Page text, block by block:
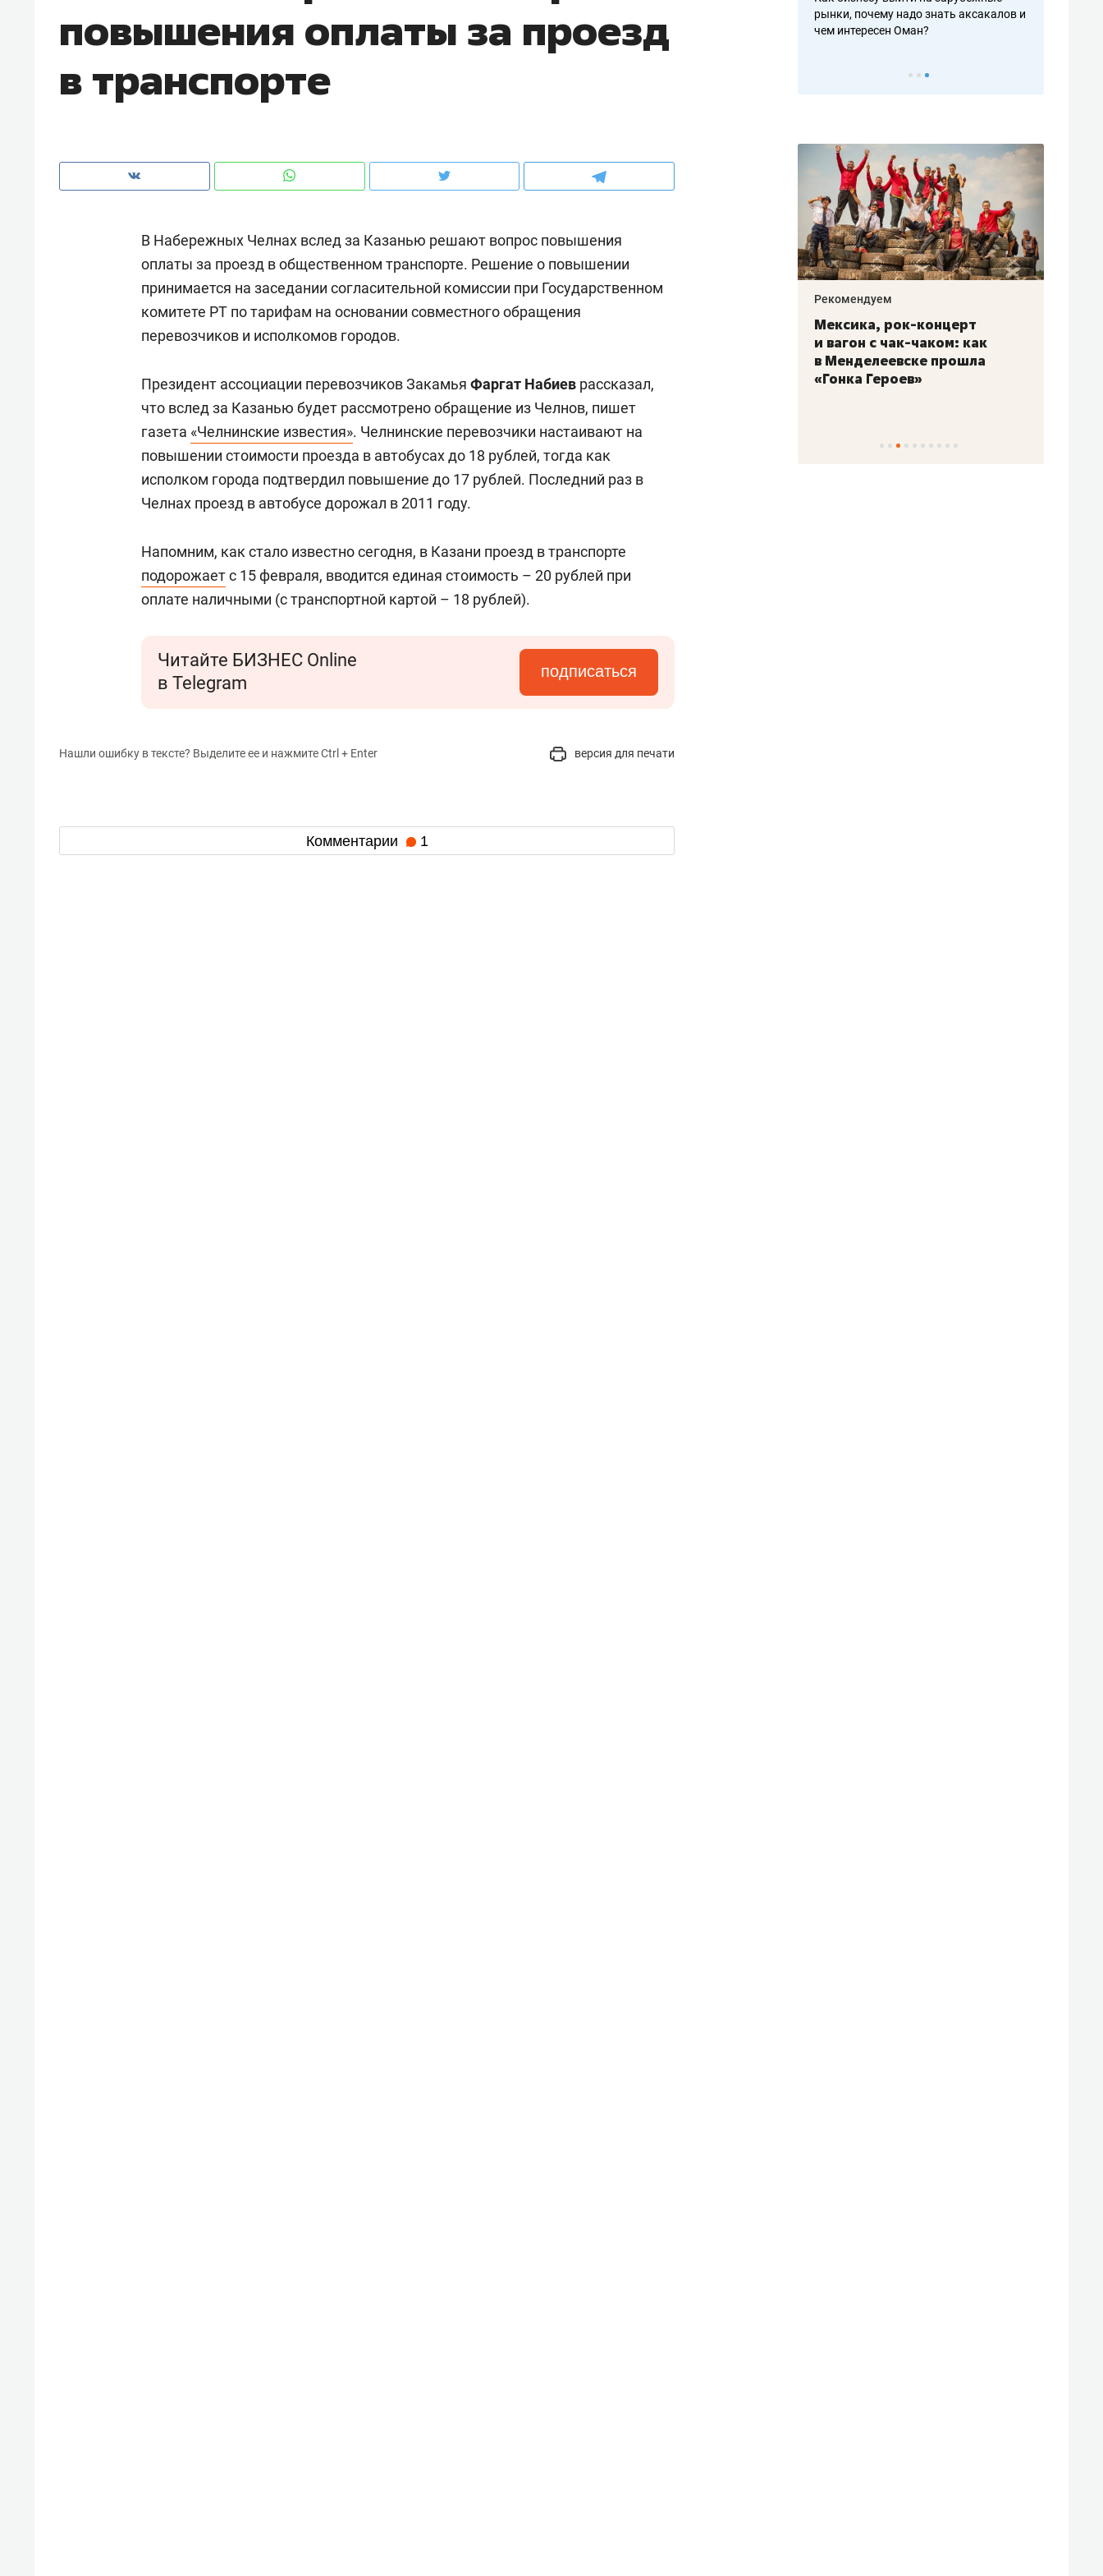
повышения оплаты за проезд
в транспорте
В Набережных Челнах вслед за Казанью решают вопрос повышения
оплаты за проезд в общественном транспорте. Решение о повышении
принимается на заседании согласительной комиссии при Государственном
комитете РТ по тарифам на основании совместного обращения
перевозчиков и исполкомов городов.
Президент ассоциации перевозчиков Закамья Фаргат Набиев рассказал,
что вслед за Казанью будет рассмотрено обращение из Челнов, пишет
газета «Челнинские известия». Челнинские перевозчики настаивают на
повышении стоимости проезда в автобусах до 18 рублей, тогда как
исполком города подтвердил повышение до 17 рублей. Последний раз в
Челнах проезд в автобусе дорожал в 2011 году.
Напомним, как стало известно сегодня, в Казани проезд в транспорте
подорожаетс 15 февраля, вводится единая стоимость – 20 рублей при
оплате наличными (с транспортной картой – 18 рублей).
Читайте БИЗНЕС Online
в Telegram
подписаться
Нашли ошибку в тексте? Выделите ее и нажмите Ctrl + Enter версия для печати
Комментарии 1
чем интересен Оман?
клиентах и чудных запросах мастеров налогах и развитии без кредитов
рынки, почему надо знать аксакалов и
чем интересен Оман?
Рекомендуем
создают оазис жилого
150 камер до квартиры и Face
ID вместо ключа: какой будет
Рекомендуем
состоянием как основа
антихрупких команд
Рекомендуем
Мексика, рок-концерт
и вагон с чак-чаком: как
в Менделеевске прошла
«Гонка Героев»